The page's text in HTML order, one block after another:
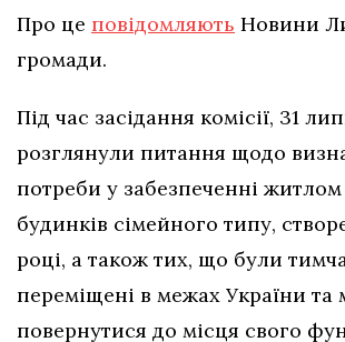
Про це повідомляють Новини
громади.
Під час засідання комісії, 31
розглянули питання щодо
потреби у забезпеченні
будинків сімейного типу,
році, а також тих, що були
переміщені в межах України та
повернутися до місця свого